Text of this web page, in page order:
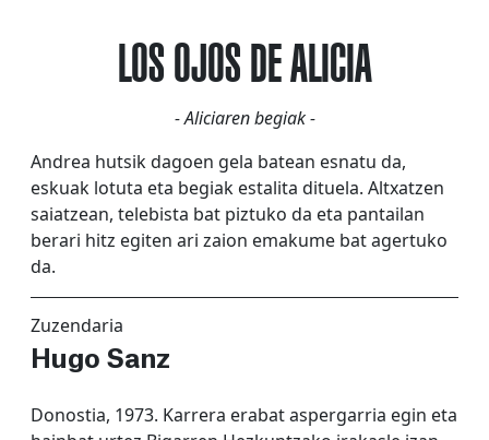
LOS OJOS DE ALICIA
- Aliciaren begiak -
Andrea hutsik dagoen gela batean esnatu da,
eskuak lotuta eta begiak estalita dituela. Altxatzen
saiatzean, telebista bat piztuko da eta pantailan
berari hitz egiten ari zaion emakume bat agertuko
da.
Zuzendaria
Hugo Sanz
Donostia, 1973. Karrera erabat aspergarria egin eta